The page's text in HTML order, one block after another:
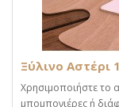
Ξύλινο Αστέρι
Χρησιμοποιήστε το
μπομπονιέρες ή